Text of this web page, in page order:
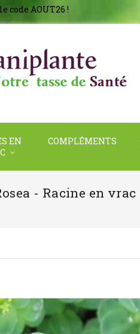
code AOUT26 !
EN
COMPLÉMENTS
- Racine en